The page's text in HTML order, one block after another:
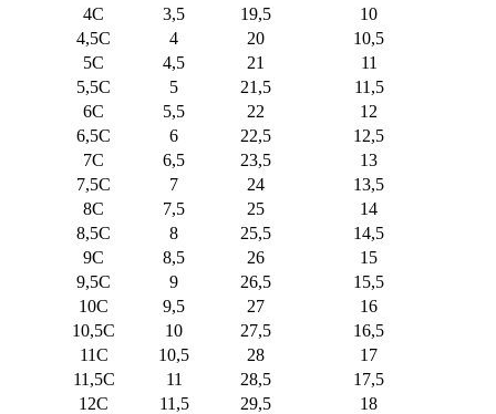
4C
3,5 19,5
10
4,5C
4 20
10,5
5C
4,5 21
11
5,5C
5 21,5
11,5
6C
5,5 22
12
6,5C
6 22,5
12,5
7C
6,5 23,5
13
7,5C
7 24
13,5
8C
7,5 25
14
8,5C
8 25,5
14,5
9C
8,5 26
15
9,5C
9 26,5
15,5
10C
9,5 27
16
10,5C
10 27,5
16,5
11C
10,5 28
17
11,5C
11 28,5
17,5
12C
11,5 29,5
18